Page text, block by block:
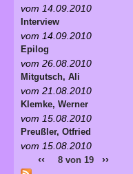
vom 14.09.2010
Interview
vom 14.09.2010
Epilog
vom 26.08.2010
Mitgutsch, Ali
vom 21.08.2010
Klemke, Werner
vom 15.08.2010
Preußler, Otfried
vom 15.08.2010
‹‹ 8 von 19 ››